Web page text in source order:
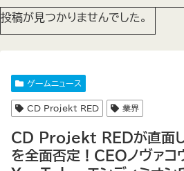
投稿が見つかりませんでした。
ゲームニュース
CD Projekt RED 業界
CD Projekt REDが直面し
を全面否定！CEOノヴァコ